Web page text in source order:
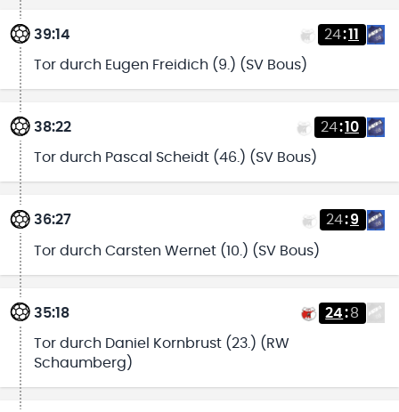
39:14 24:11
Tor durch Eugen Freidich (9.) (SV Bous)
38:22 24:10
Tor durch Pascal Scheidt (46.) (SV Bous)
36:27 24:9
Tor durch Carsten Wernet (10.) (SV Bous)
35:18 24:8
Tor durch Daniel Kornbrust (23.) (RW
Schaumberg)